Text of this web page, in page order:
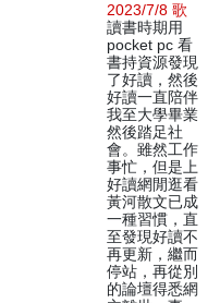
2023/7/8 歌
讀書時期用
pocket pc 看
書持資源發現
了好讀，然後
好讀一直陪伴
我至大學畢業
然後踏足社
會。雖然工作
事忙，但是上
好讀網閒逛看
黃河散文已成
一種習慣，直
至發現好讀不
再更新，繼而
停站，再從別
的論壇得悉網